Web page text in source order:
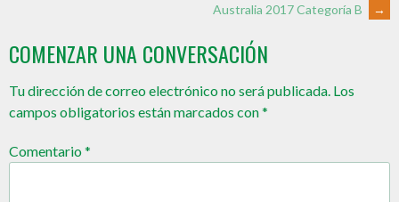
Australia 2017 Categoría B
→
COMENZAR UNA CONVERSACIÓN
Tu dirección de correo electrónico no será publicada. Los
campos obligatorios están marcados con*
Comentario*